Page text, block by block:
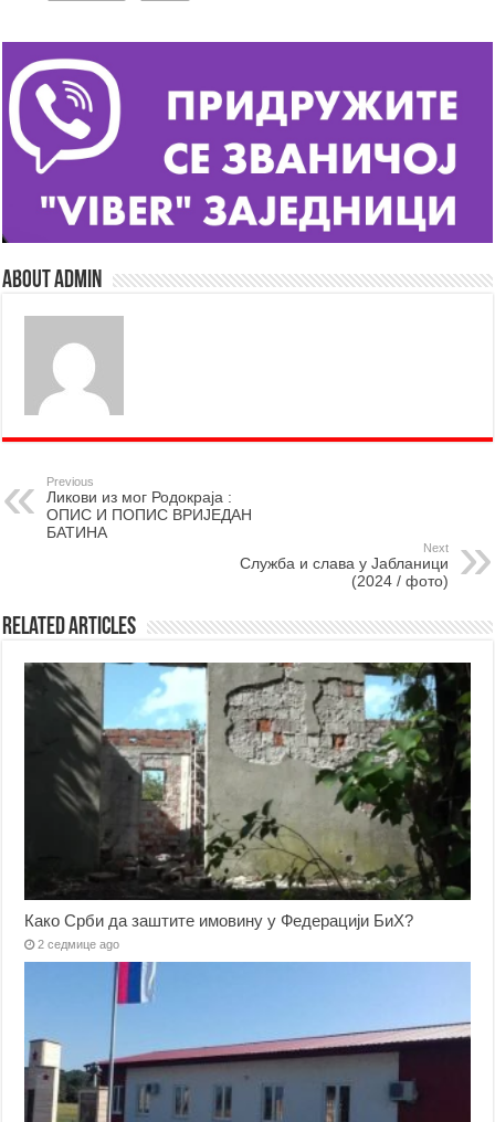
About admin
Previous
Ликови из мог Родокраја :
ОПИС И ПОПИС ВРИЈЕДАН
БАТИНА
Next
Служба и слава у Јабланици
(2024 / фото)
Related Articles
Како Срби да заштите имовину у Федерацији БиХ?
2 седмице ago